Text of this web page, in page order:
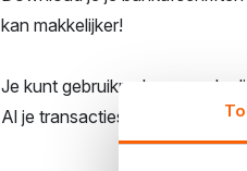
kan makkelijker!
Je kunt gebruikmaken van de
Al je transacties worden dan